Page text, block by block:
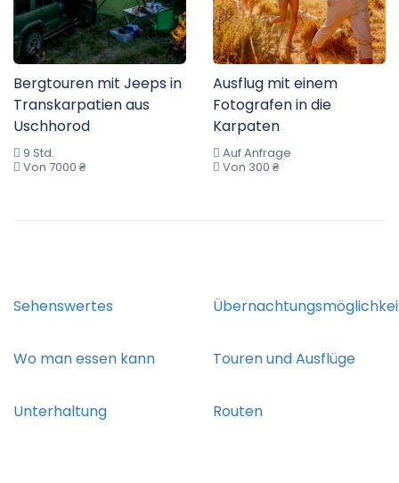
Bergtouren mit Jeeps in
Transkarpatien aus
Uschhorod
9 Std.
Von 7000 ₴
Ausflug mit einem
Fotografen in die
Karpaten
Auf Anfrage
Von 300 ₴
Sehenswertes
Wo man essen kann Touren und Ausflüge
Unterhaltung Routen